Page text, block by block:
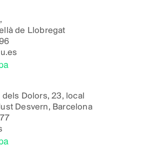
de Llobregat
dels Dolors, 23, local
Desvern, Barcelona